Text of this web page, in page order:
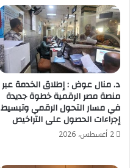
د. منال عوض : إطلاق الخدمة عبر
منصة مصر الرقمية خطوة جديدة
في مسار التحول الرقمي وتبسيط
إجراءات الحصول على التراخيص
2 أغسطس، 2026